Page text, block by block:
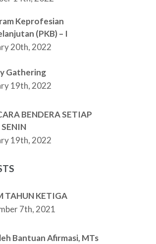
Keprofesian
(PKB) – I
20th, 2022
Gathering
19th, 2022
BENDERA SETIAP
19th, 2022
TAHUN KETIGA
7th, 2021
Bantuan Afirmasi, MTs